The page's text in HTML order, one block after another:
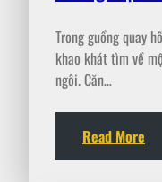
Trong guồng quay
khao khát tìm về
ngôi. Căn…
Read More